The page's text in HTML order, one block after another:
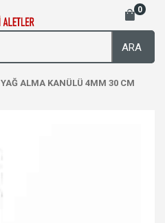
0
ARA
YAĞ ALMA KANÜLÜ 4MM 30 CM